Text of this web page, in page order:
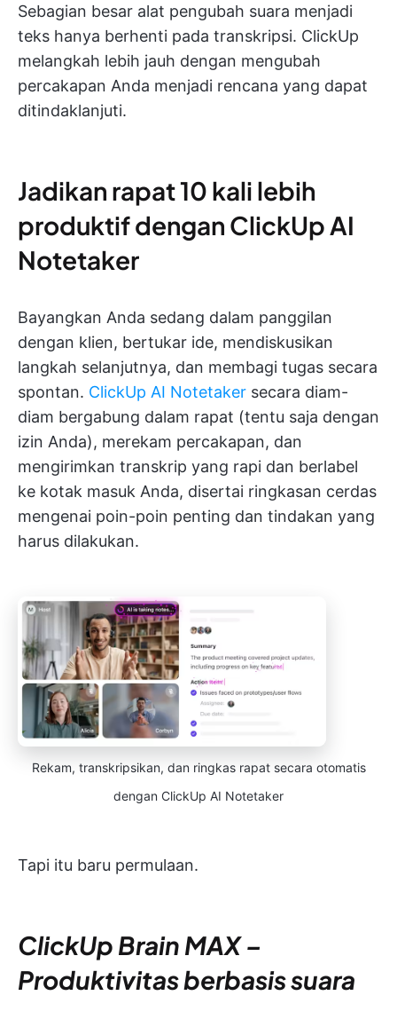
Sebagian besar alat pengubah suara menjadi
teks hanya berhenti pada transkripsi. ClickUp
melangkah lebih jauh dengan mengubah
percakapan Anda menjadi rencana yang dapat
ditindaklanjuti.
Jadikan rapat 10 kali lebih
produktif dengan ClickUp AI
Notetaker
Bayangkan Anda sedang dalam panggilan
dengan klien, bertukar ide, mendiskusikan
langkah selanjutnya, dan membagi tugas secara
spontan. ClickUp AI Notetaker secara diam-
diam bergabung dalam rapat (tentu saja dengan
izin Anda), merekam percakapan, dan
mengirimkan transkrip yang rapi dan berlabel
ke kotak masuk Anda, disertai ringkasan cerdas
mengenai poin-poin penting dan tindakan yang
harus dilakukan.
Rekam, transkripsikan, dan ringkas rapat secara otomatis
dengan ClickUp AI Notetaker
Tapi itu baru permulaan.
ClickUp Brain MAX –
Produktivitas berbasis suara